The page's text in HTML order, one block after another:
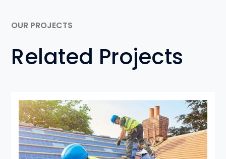
OUR PROJECTS
Related Projects